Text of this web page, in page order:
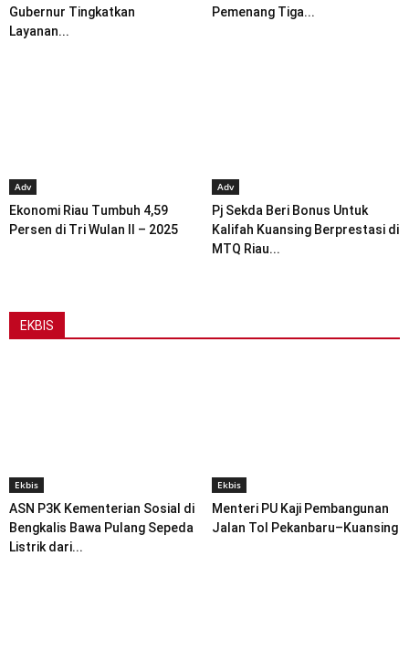
Gubernur Tingkatkan
Layanan...
Pemenang Tiga...
Adv
Ekonomi Riau Tumbuh 4,59
Persen di Tri Wulan II – 2025
Adv
Pj Sekda Beri Bonus Untuk
Kalifah Kuansing Berprestasi di
MTQ Riau...
EKBIS
Ekbis
ASN P3K Kementerian Sosial di
Bengkalis Bawa Pulang Sepeda
Listrik dari...
Ekbis
Menteri PU Kaji Pembangunan
Jalan Tol Pekanbaru–Kuansing